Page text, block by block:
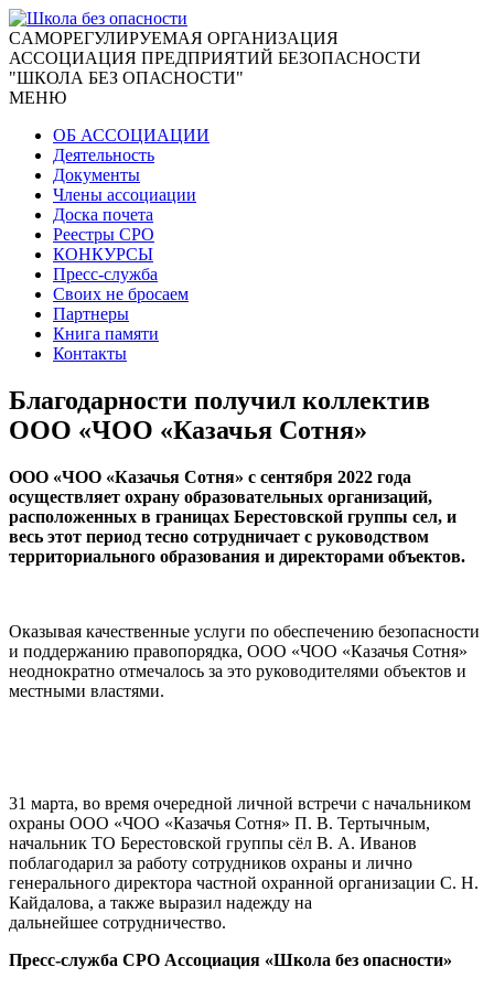
CАМОРЕГУЛИРУЕМАЯ ОРГАНИЗАЦИЯ
АССОЦИАЦИЯ ПРЕДПРИЯТИЙ БЕЗОПАСНОСТИ
"ШКОЛА БЕЗ ОПАСНОСТИ"
МЕНЮ
ОБ АССОЦИАЦИИ
Деятельность
Документы
Члены ассоциации
Доска почета
Реестры СРО
КОНКУРСЫ
Пресс-служба
Своих не бросаем
Партнеры
Книга памяти
Контакты
Благодарности получил коллектив
ООО «ЧОО «Казачья Сотня»
ООО «ЧОО «Казачья Сотня» с сентября 2022 года
осуществляет охрану образовательных организаций,
расположенных в границах Берестовской группы сел, и
весь этот период тесно сотрудничает с руководством
территориального образования и директорами объектов.
Оказывая качественные услуги по обеспечению безопасности
и поддержанию правопорядка, ООО «ЧОО «Казачья Сотня»
неоднократно отмечалось за это руководителями объектов и
местными властями.
31 марта, во время очередной личной встречи с начальником
охраны ООО «ЧОО «Казачья Сотня» П. В. Тертычным,
начальник ТО Берестовской группы сёл В. А. Иванов
поблагодарил за работу сотрудников охраны и лично
генерального директора частной охранной организации С. Н.
Кайдалова, а также выразил надежду на
дальнейшее сотрудничество.
Пресс-служба СРО Ассоциация «Школа без опасности»